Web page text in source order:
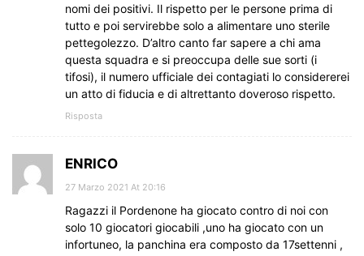
nomi dei positivi. Il rispetto per le persone prima di
tutto e poi servirebbe solo a alimentare uno sterile
pettegolezzo. D’altro canto far sapere a chi ama
questa squadra e si preoccupa delle sue sorti (i
tifosi), il numero ufficiale dei contagiati lo considererei
un atto di fiducia e di altrettanto doveroso rispetto.
Risposta
ENRICO
27 Marzo 2021 At 20:16
Ragazzi il Pordenone ha giocato contro di noi con
solo 10 giocatori giocabili ,uno ha giocato con un
infortuneo, la panchina era composto da 17settenni ,